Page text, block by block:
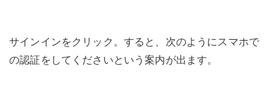
サインインをクリック。すると、次のようにスマホで
の認証をしてくださいという案内が出ます。